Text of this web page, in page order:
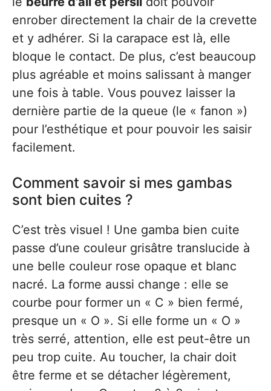
enrober directement la chair de la crevette
et y adhérer. Si la carapace est là, elle
bloque le contact. De plus, c’est beaucoup
plus agréable et moins salissant à manger
une fois à table. Vous pouvez laisser la
dernière partie de la queue (le « fanon »)
pour l’esthétique et pour pouvoir les saisir
facilement.
Comment savoir si mes gambas
sont bien cuites ?
C’est très visuel ! Une gamba bien cuite
passe d’une couleur grisâtre translucide à
une belle couleur rose opaque et blanc
nacré. La forme aussi change : elle se
courbe pour former un « C » bien fermé,
presque un « O ». Si elle forme un « O »
très serré, attention, elle est peut-être un
peu trop cuite. Au toucher, la chair doit
être ferme et se détacher légèrement,